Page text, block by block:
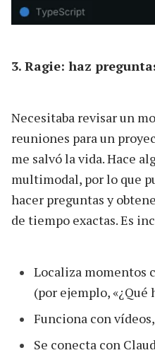
3. Ragie: haz
Necesitaba revisar un
reuniones para un
me salvó la vida. Hace
multimodal, por lo que
hacer preguntas y
de tiempo exactas. Es
Localiza momentos
(por ejemplo, «¿Qué
Funciona con
Se conecta con